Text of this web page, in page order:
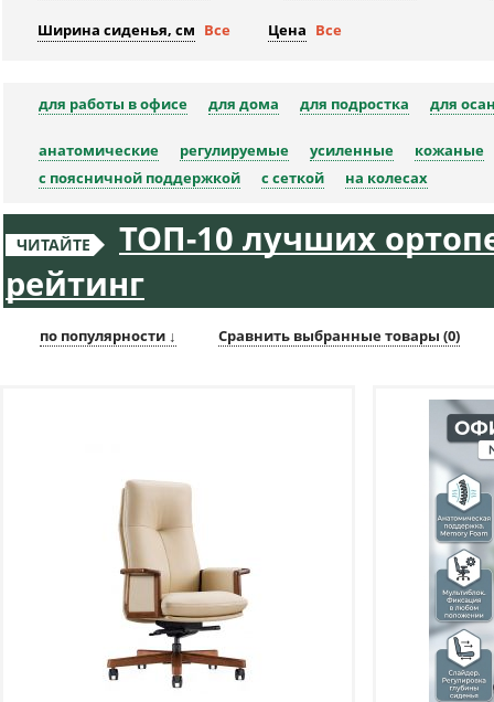
Ширина сиденья, см Все Цена Все
для работы в офисе для дома для подростка для
анатомические регулируемые усиленные
кожаные
с поясничной поддержкой
с сеткой на колесах
ЧИТАЙТЕ
ТОП-10 лучших
рейтинг
по популярности ↓ Сравнить выбранные товары (0)